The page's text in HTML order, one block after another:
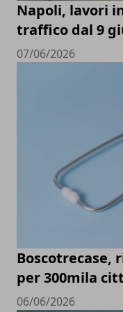
Napoli, lavori
traffico dal 9
07/06/2026
Boscotrecase,
per 300mila
06/06/2026